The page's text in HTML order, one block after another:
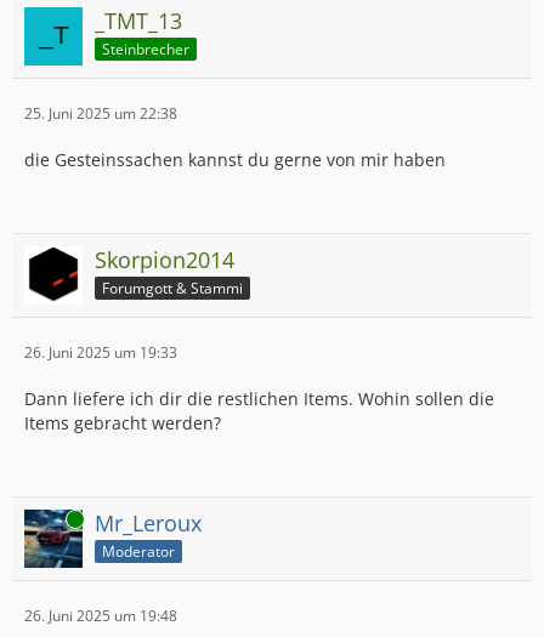
_TMT_13
Steinbrecher
25. Juni 2025 um 22:38
die Gesteinssachen kannst du gerne von mir haben
Skorpion2014
Forumgott & Stammi
26. Juni 2025 um 19:33
Dann liefere ich dir die restlichen Items. Wohin sollen die
Items gebracht werden?
Online Mr_Leroux
Moderator
26. Juni 2025 um 19:48